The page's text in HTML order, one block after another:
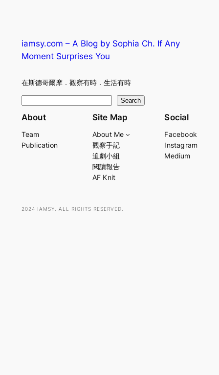
iamsy.com – A Blog by Sophia Ch. If Any
Moment Surprises You
在斯德哥爾摩．觀察有時．生活有時
e
r
Search
About
Team
Publication
Site Map
About Me
觀察手記
追劇小組
閱讀報告
AF Knit
Social
Facebook
Instagram
Medium
2024 IAMSY. ALL RIGHTS RESERVED.